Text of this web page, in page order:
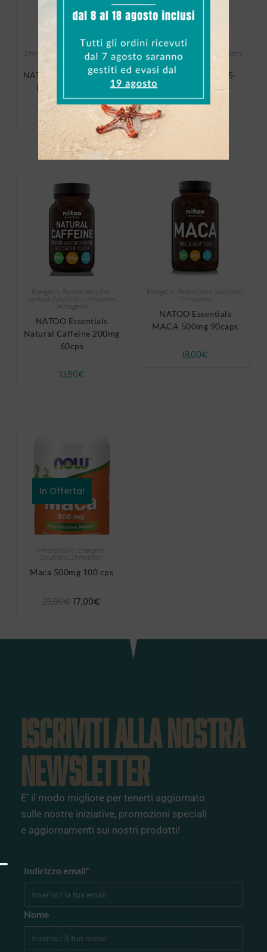
Energetici Stimolatori,
Vitamine e Minerali
NATOO Essentials Super
Magnesium 250gr
19,90 €
Energetici Salutistici Stimolatori
Vitamine e Minerali
NATOO Essentials 5-
HTP 90 caps
Energetici Perdita peso Pre-
workout, Salutistici Stimolatori
Termogenici
NATOO Essentials
Natural Caffeine 200mg
60cps
10,50€
Energetici Perdita peso Salutistici
Stimolatori
NATOO Essentials
MACA 500mg 90caps
18,00€
In Offerta!
Anticatabolici Energetici
Salutistici
Stimolatori
Maca 500mg 100 cps
23,90€ 17,00€
ISCRIVITI ALLA NOSTRA
NEWSLETTER
E’ il modo migliore per tenerti aggiornato
sulle nostre iniziative, promozioni speciali
e aggiornamenti sui nostri prodotti!
Indirizzo email*
Nome